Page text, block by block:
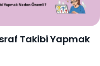
Takibi Yapmak